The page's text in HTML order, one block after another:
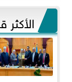
ومحمد...
الأكثر